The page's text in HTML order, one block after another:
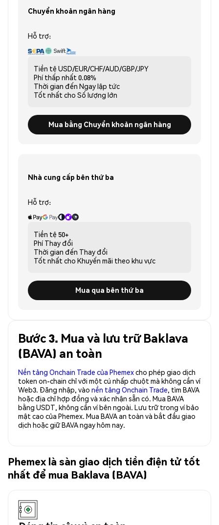
Chuyển khoản ngân hàng
Hỗ trợ:
Tiền tệ USD/EUR/CHF/AUD/GBP/JPY
Phí thấp nhất 0.08%
Thời gian đến Ngay lập tức
Tốt nhất cho Số lượng lớn
Mua bằng Chuyển khoản ngân hàng
Nhà cung cấp bên thứ ba
Hỗ trợ:
Tiền tệ 50+
Phí Thay đổi
Thời gian đến Thay đổi
Tốt nhất cho Khuyến mãi theo khu vực
Mua qua bên thứ ba
Bước 3. Mua và lưu trữ Baklava
(BAVA) an toàn
Nền tảng Onchain Trade của Phemexcho phép giao dịch
token on-chain chỉ với một cú nhấp chuột mà không cần ví
Web3. Đăng nhập, vào nền tảng Onchain Trade, tìm BAVA
hoặc địa chỉ hợp đồng và xác nhận sẵn có. Mua BAVA
bằng USDT, không cần ví bên ngoài. Lưu trữ trong ví bảo
mật cao của Phemex. Mua BAVA an toàn và bắt đầu giao
dịch hoặc giữ BAVA ngay hôm nay.
Phemex là sàn giao dịch tiền điện tử tốt
nhất để mua Baklava (BAVA)